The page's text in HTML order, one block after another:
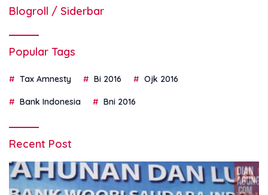
Blogroll / Siderbar
Popular Tags
Tax Amnesty Bi 2016 Ojk 2016
Bank Indonesia Bni 2016
Recent Post